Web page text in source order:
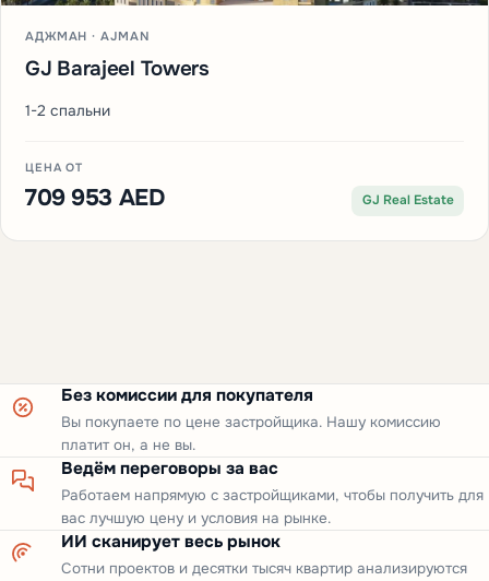
АДЖМАН · AJMAN
GJ Barajeel Towers
1-2 спальни
ЦЕНА ОТ
709 953 AED GJ Real Estate
Без комиссии для покупателя
Вы покупаете по цене застройщика. Нашу комиссию
платит он, а не вы.
Ведём переговоры за вас
Работаем напрямую с застройщиками, чтобы получить для
вас лучшую цену и условия на рынке.
ИИ сканирует весь рынок
Сотни проектов и десятки тысяч квартир анализируются